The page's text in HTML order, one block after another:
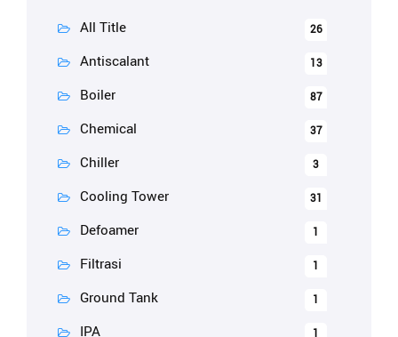
All Title 26
Antiscalant 13
Boiler 87
Chemical 37
Chiller 3
Cooling Tower 31
Defoamer 1
Filtrasi 1
Ground Tank 1
IPA 1